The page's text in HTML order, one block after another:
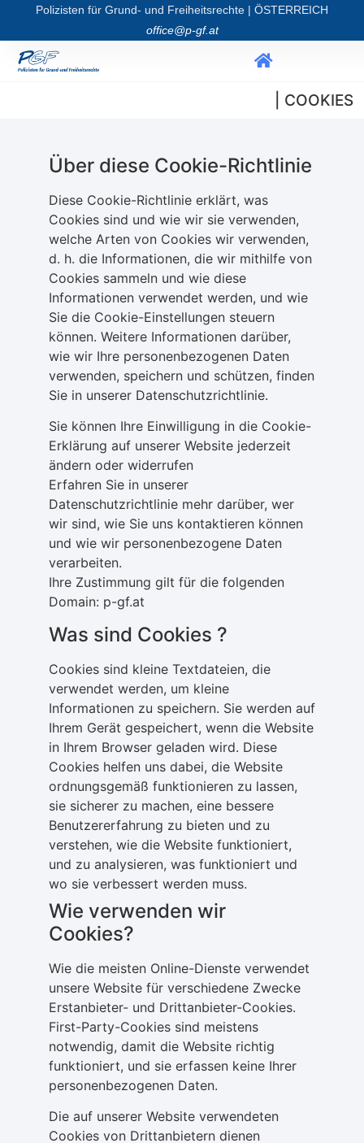
Polizisten für Grund- und Freiheitsrechte | ÖSTERREICH
office@p-gf.at
| COOKIES
Über diese Cookie-Richtlinie
Diese Cookie-Richtlinie erklärt, was
Cookies sind und wie wir sie verwenden,
welche Arten von Cookies wir verwenden,
d. h. die Informationen, die wir mithilfe von
Cookies sammeln und wie diese
Informationen verwendet werden, und wie
Sie die Cookie-Einstellungen steuern
können. Weitere Informationen darüber,
wie wir Ihre personenbezogenen Daten
verwenden, speichern und schützen, finden
Sie in unserer Datenschutzrichtlinie.
Sie können Ihre Einwilligung in die Cookie-
Erklärung auf unserer Website jederzeit
ändern oder widerrufen
Erfahren Sie in unserer
Datenschutzrichtlinie mehr darüber, wer
wir sind, wie Sie uns kontaktieren können
und wie wir personenbezogene Daten
verarbeiten.
Ihre Zustimmung gilt für die folgenden
Domain: p-gf.at
Was sind Cookies ?
Cookies sind kleine Textdateien, die
verwendet werden, um kleine
Informationen zu speichern. Sie werden auf
Ihrem Gerät gespeichert, wenn die Website
in Ihrem Browser geladen wird. Diese
Cookies helfen uns dabei, die Website
ordnungsgemäß funktionieren zu lassen,
sie sicherer zu machen, eine bessere
Benutzererfahrung zu bieten und zu
verstehen, wie die Website funktioniert,
und zu analysieren, was funktioniert und
wo sie verbessert werden muss.
Wie verwenden wir
Cookies?
Wie die meisten Online-Dienste verwendet
unsere Website für verschiedene Zwecke
Erstanbieter- und Drittanbieter-Cookies.
First-Party-Cookies sind meistens
notwendig, damit die Website richtig
funktioniert, und sie erfassen keine Ihrer
personenbezogenen Daten.
Die auf unserer Website verwendeten
Cookies von Drittanbietern dienen